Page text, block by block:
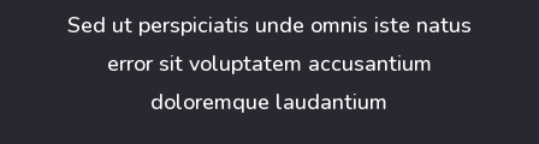
Sed ut perspiciatis unde omnis iste natus
error sit voluptatem accusantium
doloremque laudantium